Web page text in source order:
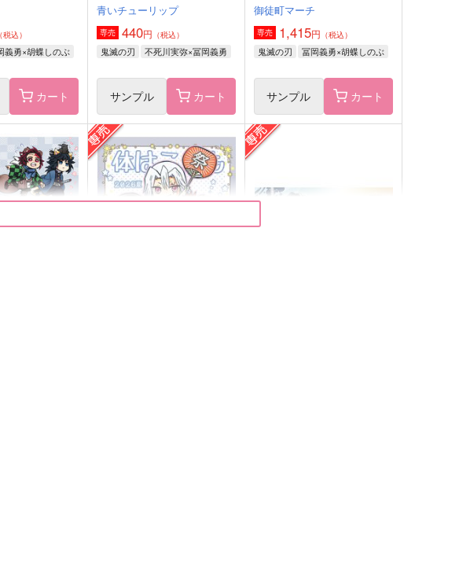
）
最尤の話
踏んだり蹴ったり
1,642円（税込）
冨岡さんと不死川さんの療養
生活
（税込）
義勇×胡蝶しのぶ
カート
青いチューリップ
専売 440円 （税込）
鬼滅の刃 不死川実弥×冨岡義勇
サンプル カート
御徒町マーチ
専売 1,415円 （税込）
鬼滅の刃 冨岡義勇×胡蝶しのぶ
サンプル カート